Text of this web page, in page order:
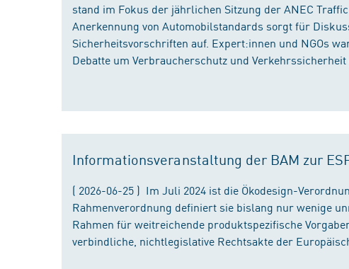
stand im Fokus der jährlichen Sitzung der ANEC
Anerkennung von Automobilstandards sorgt für
Sicherheitsvorschriften auf. Expert:innen und NGOs
Debatte um Verbraucherschutz und
Informationsveranstaltung der BAM zur
( 2026-06-25 ) Im Juli 2024 ist die Ökodesign-
Rahmenverordnung definiert sie bislang nur wenige
Rahmen für weitreichende produktspezifische
verbindliche, nichtlegislative Rechtsakte der